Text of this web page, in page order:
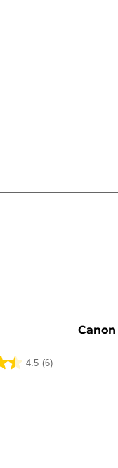
4.5 (6)